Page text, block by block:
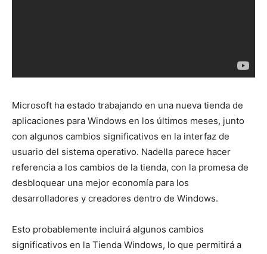
Microsoft ha estado trabajando en una nueva tienda de
aplicaciones para Windows en los últimos meses, junto
con algunos cambios significativos en la interfaz de
usuario del sistema operativo. Nadella parece hacer
referencia a los cambios de la tienda, con la promesa de
desbloquear una mejor economía para los
desarrolladores y creadores dentro de Windows.
Esto probablemente incluirá algunos cambios
significativos en la Tienda Windows, lo que permitirá a